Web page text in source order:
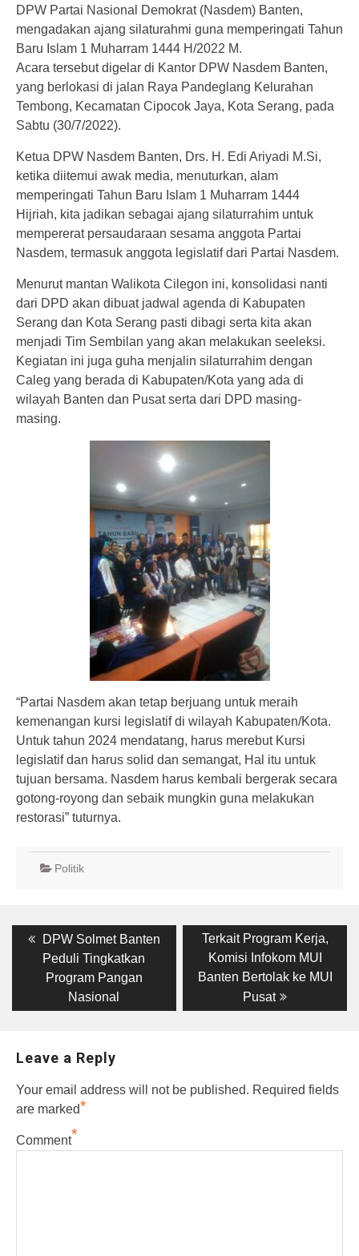
DPW Partai Nasional Demokrat (Nasdem) Banten,
mengadakan ajang silaturahmi guna memperingati Tahun
Baru Islam 1 Muharram 1444 H/2022 M.
Acara tersebut digelar di Kantor DPW Nasdem Banten,
yang berlokasi di jalan Raya Pandeglang Kelurahan
Tembong, Kecamatan Cipocok Jaya, Kota Serang, pada
Sabtu (30/7/2022).
Ketua DPW Nasdem Banten, Drs. H. Edi Ariyadi M.Si,
ketika diitemui awak media, menuturkan, alam
memperingati Tahun Baru Islam 1 Muharram 1444
Hijriah, kita jadikan sebagai ajang silaturrahim untuk
mempererat persaudaraan sesama anggota Partai
Nasdem, termasuk anggota legislatif dari Partai Nasdem.
Menurut mantan Walikota Cilegon ini, konsolidasi nanti
dari DPD akan dibuat jadwal agenda di Kabupaten
Serang dan Kota Serang pasti dibagi serta kita akan
menjadi Tim Sembilan yang akan melakukan seeleksi.
Kegiatan ini juga guha menjalin silaturrahim dengan
Caleg yang berada di Kabupaten/Kota yang ada di
wilayah Banten dan Pusat serta dari DPD masing-
masing.
“Partai Nasdem akan tetap berjuang untuk meraih
kemenangan kursi legislatif di wilayah Kabupaten/Kota.
Untuk tahun 2024 mendatang, harus merebut Kursi
legislatif dan harus solid dan semangat, Hal itu untuk
tujuan bersama. Nasdem harus kembali bergerak secara
gotong-royong dan sebaik mungkin guna melakukan
restorasi” tuturnya.
Politik
Post
navigation
Previous
post:
DPW Solmet Banten
Peduli Tingkatkan
Program Pangan
Nasional
Next
post:
Terkait Program Kerja,
Komisi Infokom MUI
Banten Bertolak ke MUI
Pusat
Leave a Reply
Your email address will not be published. Required fields
are marked*
Comment*